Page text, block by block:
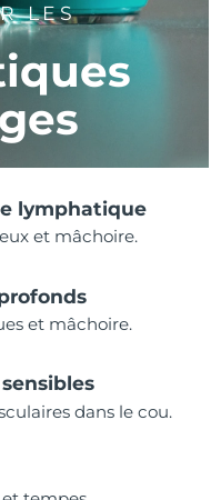
LES
lymphatique
et mâchoire.
et mâchoire.
dans le cou.